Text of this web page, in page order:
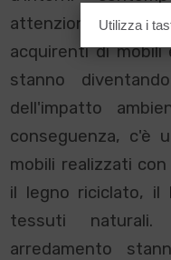
attenzione alla
acquirenti di
stanno
dell'impatto
conseguenza, c'è
mobili realizzati
il legno riciclato, il
tessuti
arredamento
Utilizza i